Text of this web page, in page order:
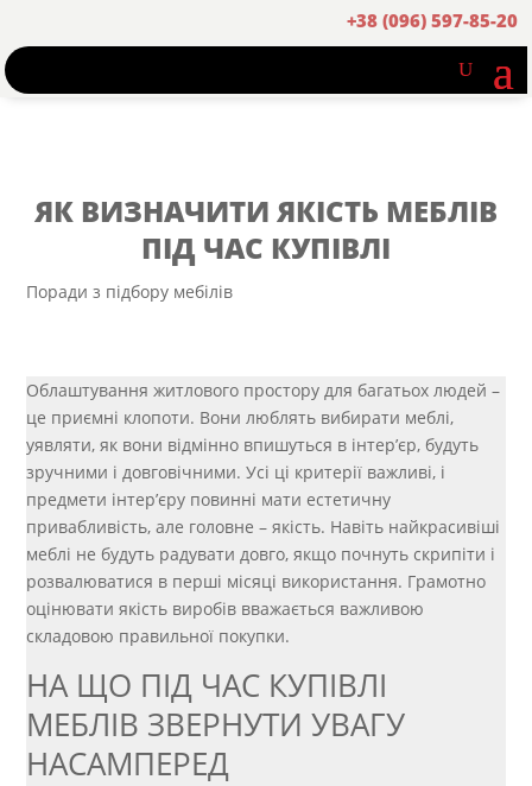
+38 (096) 597-85-20
ЯК ВИЗНАЧИТИ ЯКІСТЬ МЕБЛІВ
ПІД ЧАС КУПІВЛІ
Поради з підбору мебілів
Облаштування житлового простору для багатьох людей –
це приємні клопоти. Вони люблять вибирати меблі,
уявляти, як вони відмінно впишуться в інтер’єр, будуть
зручними і довговічними. Усі ці критерії важливі, і
предмети інтер’єру повинні мати естетичну
привабливість, але головне – якість. Навіть найкрасивіші
меблі не будуть радувати довго, якщо почнуть скрипіти і
розвалюватися в перші місяці використання. Грамотно
оцінювати якість виробів вважається важливою
складовою правильної покупки.
НА ЩО ПІД ЧАС КУПІВЛІ
МЕБЛІВ ЗВЕРНУТИ УВАГУ
НАСАМПЕРЕД